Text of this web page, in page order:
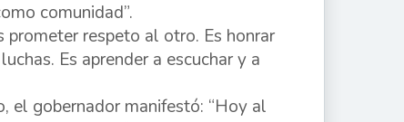
comunidad”.
respeto al otro. Es honrar
Es aprender a escuchar y a
el gobernador manifestó: “Hoy al